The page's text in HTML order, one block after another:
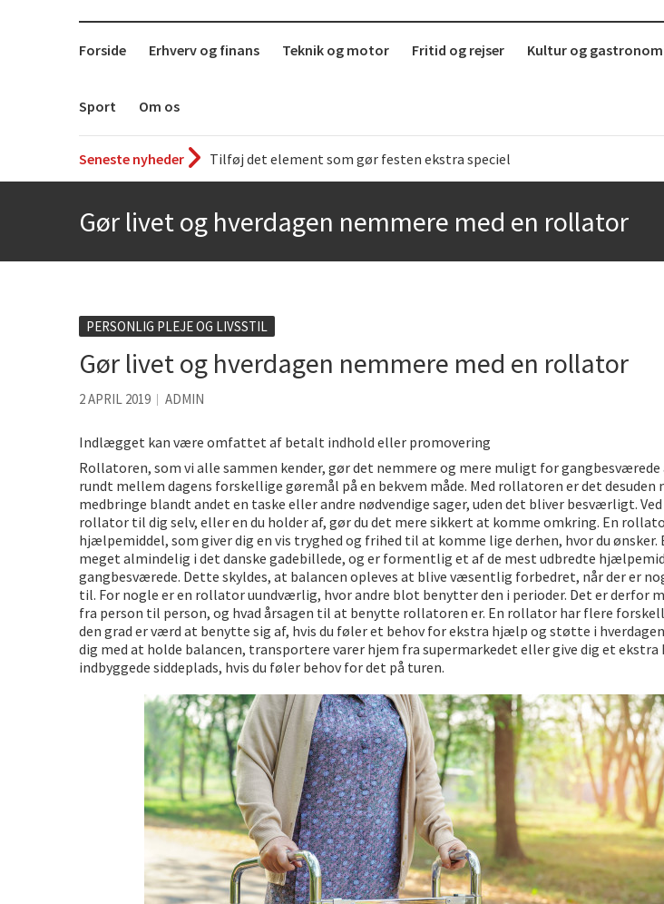
Forside Erhverv og finans Teknik og motor Fritid og rejser Kultur og
Sport Om os
Seneste nyheder
Tilføj det element som gør festen ekstra speciel
Bedste Restaurant i Ørestaden
Hvor finder man selskabslokaler i København?
Kølig hvidvin på en varm sommerdag
Få baren hjem til dig
Sjove oplevelsesmuligheder i København
Gør livet og hverdagen nemmere med en rollator
PERSONLIG PLEJE OG LIVSSTIL
Gør livet og hverdagen nemmere med en rollator
2 APRIL 2019 ADMIN
Indlægget kan være omfattet af betalt indhold eller promovering
Rollatoren, som vi alle sammen kender, gør det nemmere og mere muligt for
rundt mellem dagens forskellige gøremål på en bekvem måde. Med rollatoren er det
medbringe blandt andet en taske eller andre nødvendige sager, uden det bliver besværligt.
rollator til dig selv, eller en du holder af, gør du det mere sikkert at komme omkring. En
hjælpemiddel, som giver dig en vis tryghed og frihed til at komme lige derhen, hvor du ønsker.
meget almindelig i det danske gadebillede, og er formentlig et af de mest udbredte
gangbesværede. Dette skyldes, at balancen opleves at blive væsentlig forbedret, når der er
til. For nogle er en rollator uundværlig, hvor andre blot benytter den i perioder. Det er derfor
fra person til person, og hvad årsagen til at benytte rollatoren er. En rollator har flere
den grad er værd at benytte sig af, hvis du føler et behov for ekstra hjælp og støtte i
dig med at holde balancen, transportere varer hjem fra supermarkedet eller give dig et ekstra
indbyggede siddeplads, hvis du føler behov for det på turen.